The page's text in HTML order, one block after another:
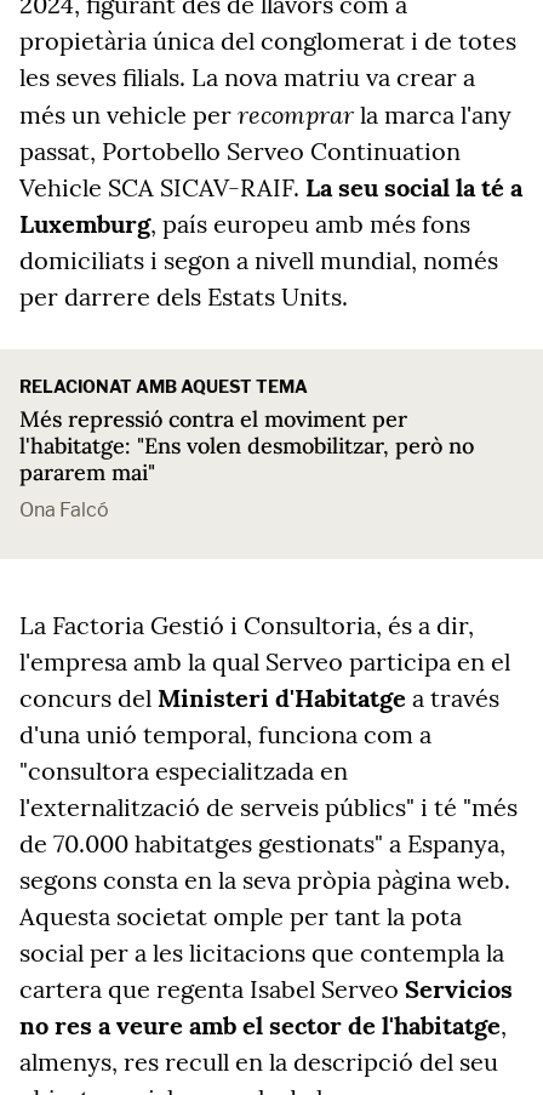
propietària única del conglomerat i de totes
les seves filials. La nova matriu va crear a
més un vehicle per recomprar la marca l'any
passat, Portobello Serveo Continuation
Vehicle SCA SICAV-RAIF. La seu social la té a
Luxemburg, país europeu amb més fons
domiciliats i segon a nivell mundial, només
per darrere dels Estats Units.
RELACIONAT AMB AQUEST TEMA
Més repressió contra el moviment per
l'habitatge: "Ens volen desmobilitzar, però no
pararem mai"
Ona Falcó
La Factoria Gestió i Consultoria, és a dir,
l'empresa amb la qual Serveo participa en el
concurs del Ministeri d'Habitatge a través
d'una unió temporal, funciona com a
"consultora especialitzada en
l'externalització de serveis públics" i té "més
de 70.000 habitatges gestionats" a Espanya,
segons consta en la seva pròpia pàgina web.
Aquesta societat omple per tant la pota
social per a les licitacions que contempla la
cartera que regenta Isabel Serveo Servicios
no res a veure amb el sector de l'habitatge,
almenys, res recull en la descripció del seu